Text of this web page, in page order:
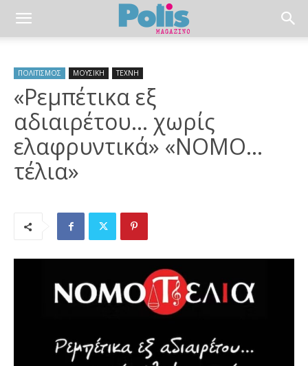
ΠΟΛΙΤΙΣΜΟΣ ΜΟΥΣΙΚΗ ΤΕΧΝΗ
«Ρεμπέτικα εξ
αδιαιρέτου… χωρίς
ελαφρυντικά» «ΝΟΜΟ…
τέλια»